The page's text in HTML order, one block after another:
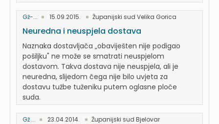
Gž-... 15.09.2015. Županijski sud Velika Gorica
Neuredna i neuspjela dostava
Naznaka dostavljača „obaviješten nije podigao
pošiljku" ne može se smatrati neuspjelom
dostavom. Takva dostava nije neuspjela, ali je
neuredna, slijedom čega nije bilo uvjeta za
dostavu tužbe tuženiku putem oglasne ploče
suda.
Gž ... 23.04.2014. Županijski sud Bjelovar